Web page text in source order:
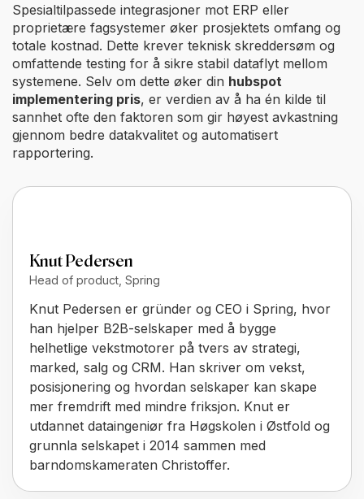
Spesialtilpassede integrasjoner mot ERP eller
proprietære fagsystemer øker prosjektets omfang og
totale kostnad. Dette krever teknisk skreddersøm og
omfattende testing for å sikre stabil dataflyt mellom
systemene. Selv om dette øker din hubspot
implementering pris, er verdien av å ha én kilde til
sannhet ofte den faktoren som gir høyest avkastning
gjennom bedre datakvalitet og automatisert
rapportering.
Knut Pedersen
Head of product, Spring
Knut Pedersen er gründer og CEO i Spring, hvor
han hjelper B2B-selskaper med å bygge
helhetlige vekstmotorer på tvers av strategi,
marked, salg og CRM. Han skriver om vekst,
posisjonering og hvordan selskaper kan skape
mer fremdrift med mindre friksjon. Knut er
utdannet dataingeniør fra Høgskolen i Østfold og
grunnla selskapet i 2014 sammen med
barndomskameraten Christoffer.